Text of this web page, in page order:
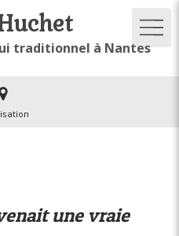
traditionnel à Nantes
une vraie